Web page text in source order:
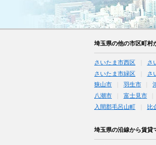
埼玉県の他の市区町村
さいたま市西区 さ
さいたま市緑区
さ
狭山市
羽生市
八潮市
富士見市
入間郡毛呂山町
比
埼玉県の沿線から賃貸